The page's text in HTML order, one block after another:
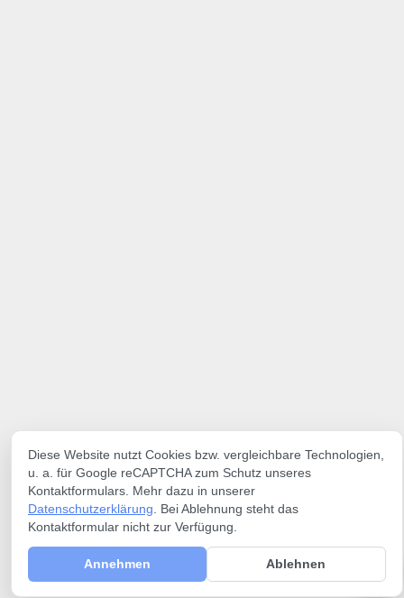
Diese Website nutzt Cookies bzw. vergleichbare Technologien,
u. a. für Google reCAPTCHA zum Schutz unseres
Kontaktformulars. Mehr dazu in unserer
Datenschutzerklärung . Bei Ablehnung steht das
Kontaktformular nicht zur Verfügung.
Annehmen Ablehnen